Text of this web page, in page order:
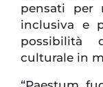
pensati per
inclusiva e
possibilità
culturale in